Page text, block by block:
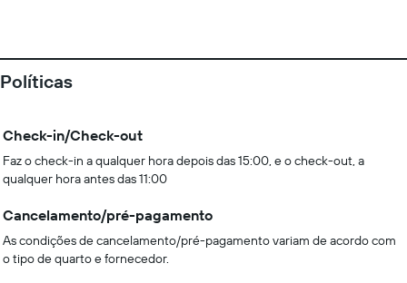
Políticas
Check-in/Check-out
Faz o check-in a qualquer hora depois das 15:00, e o check-out, a
qualquer hora antes das 11:00
Cancelamento/pré-pagamento
As condições de cancelamento/pré-pagamento variam de acordo com
o tipo de quarto e fornecedor.